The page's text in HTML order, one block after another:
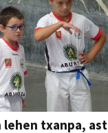
lehen txanpa,